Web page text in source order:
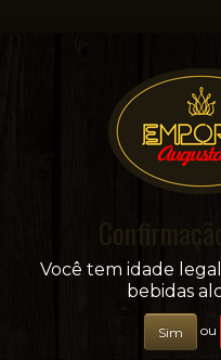
Sua conveniência e adega
+ BEBIDAS
Você tem idade
bebidas
Sim ou